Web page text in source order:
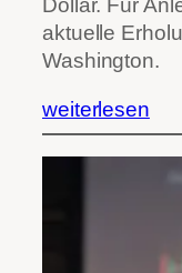
aktuelle
Washington.
weiterlesen